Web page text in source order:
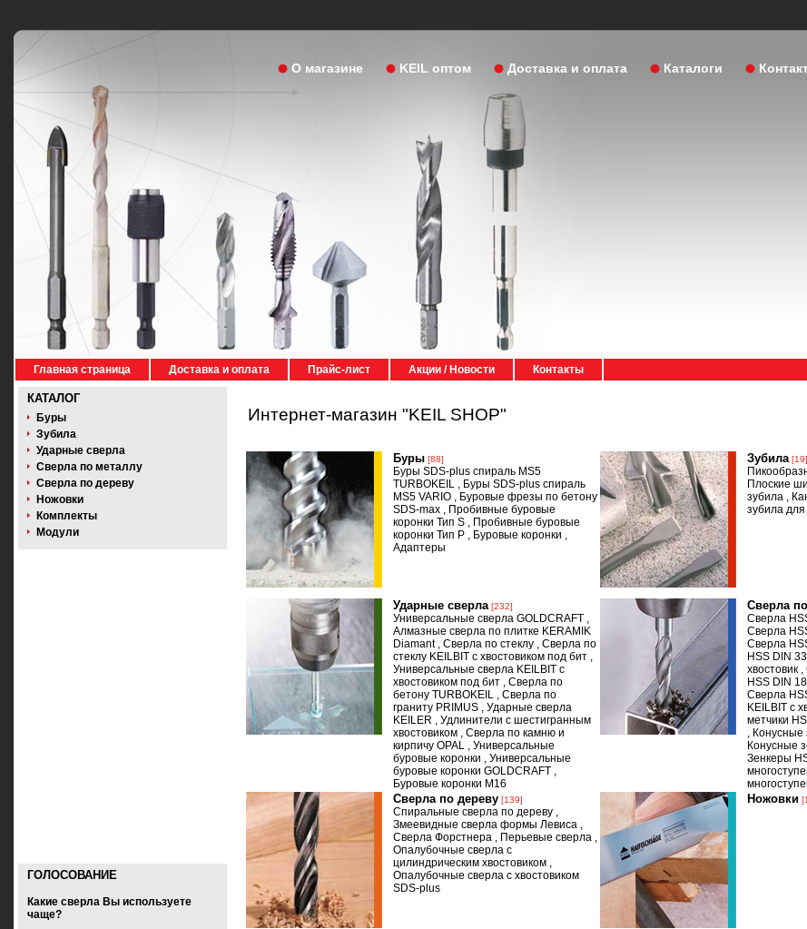
О магазине KEIL оптом Доставка и оплата Каталоги
Главная страница Доставка и оплата Прайс-лист Акции / Новости Контакты
КАТАЛОГ
Буры
Зубила
Ударные сверла
Сверла по металлу
Сверла по дереву
Ножовки
Комплекты
Модули
ГОЛОСОВАНИЕ
Какие сверла Вы используете
чаще?
Интернет-магазин "KEIL SHOP"
Буры [88]
Буры SDS-plus спираль MS5
TURBOKEIL , Буры SDS-plus спираль
MS5 VARIO , Буровые фрезы по бетону
SDS-max , Пробивные буровые
коронки Тип S , Пробивные буровые
коронки Тип P , Буровые коронки ,
Адаптеры
Зубила [19]
Плоские
зубила ,
зубила для
Ударные сверла [232]
Универсальные сверла GOLDCRAFT ,
Алмазные сверла по плитке KERAMIK
Diamant,Сверла по стеклу ,Сверла по
стеклу KEILBIT с хвостовиком под бит ,
Универсальные сверла KEILBIT с
хвостовиком под бит ,Сверла по
бетону TURBOKEIL ,Сверла по
граниту PRIMUS ,Ударные сверла
KEILER ,Удлинители с шестигранным
хвостовиком ,Сверла по камню и
кирпичу OPAL ,Универсальные
буровые коронки ,Универсальные
буровые коронки GOLDCRAFT ,
Буровые коронки M16
Сверла
Сверла
Сверла
Сверла
HSS DIN
хвостовик ,
HSS DIN
Сверла
KEILBIT с
метчики
, Конусные
Конусные
Зенкеры
Сверла по дереву [139]
Спиральные сверла по дереву ,
Змеевидные сверла формы Левиса ,
Сверла Форстнера , Перьевые сверла ,
Опалубочные сверла с
цилиндрическим хвостовиком ,
Опалубочные сверла с хвостовиком
SDS-plus
Ножовки